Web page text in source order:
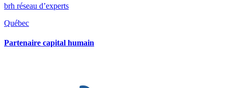
brh réseau d’experts
Québec
Partenaire capital humain